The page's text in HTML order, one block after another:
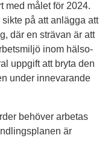
med målet för 2024.
på att anlägga att
där en strävan är att
inom hälso-
uppgift att bryta den
under innevarande
behöver arbetas
är